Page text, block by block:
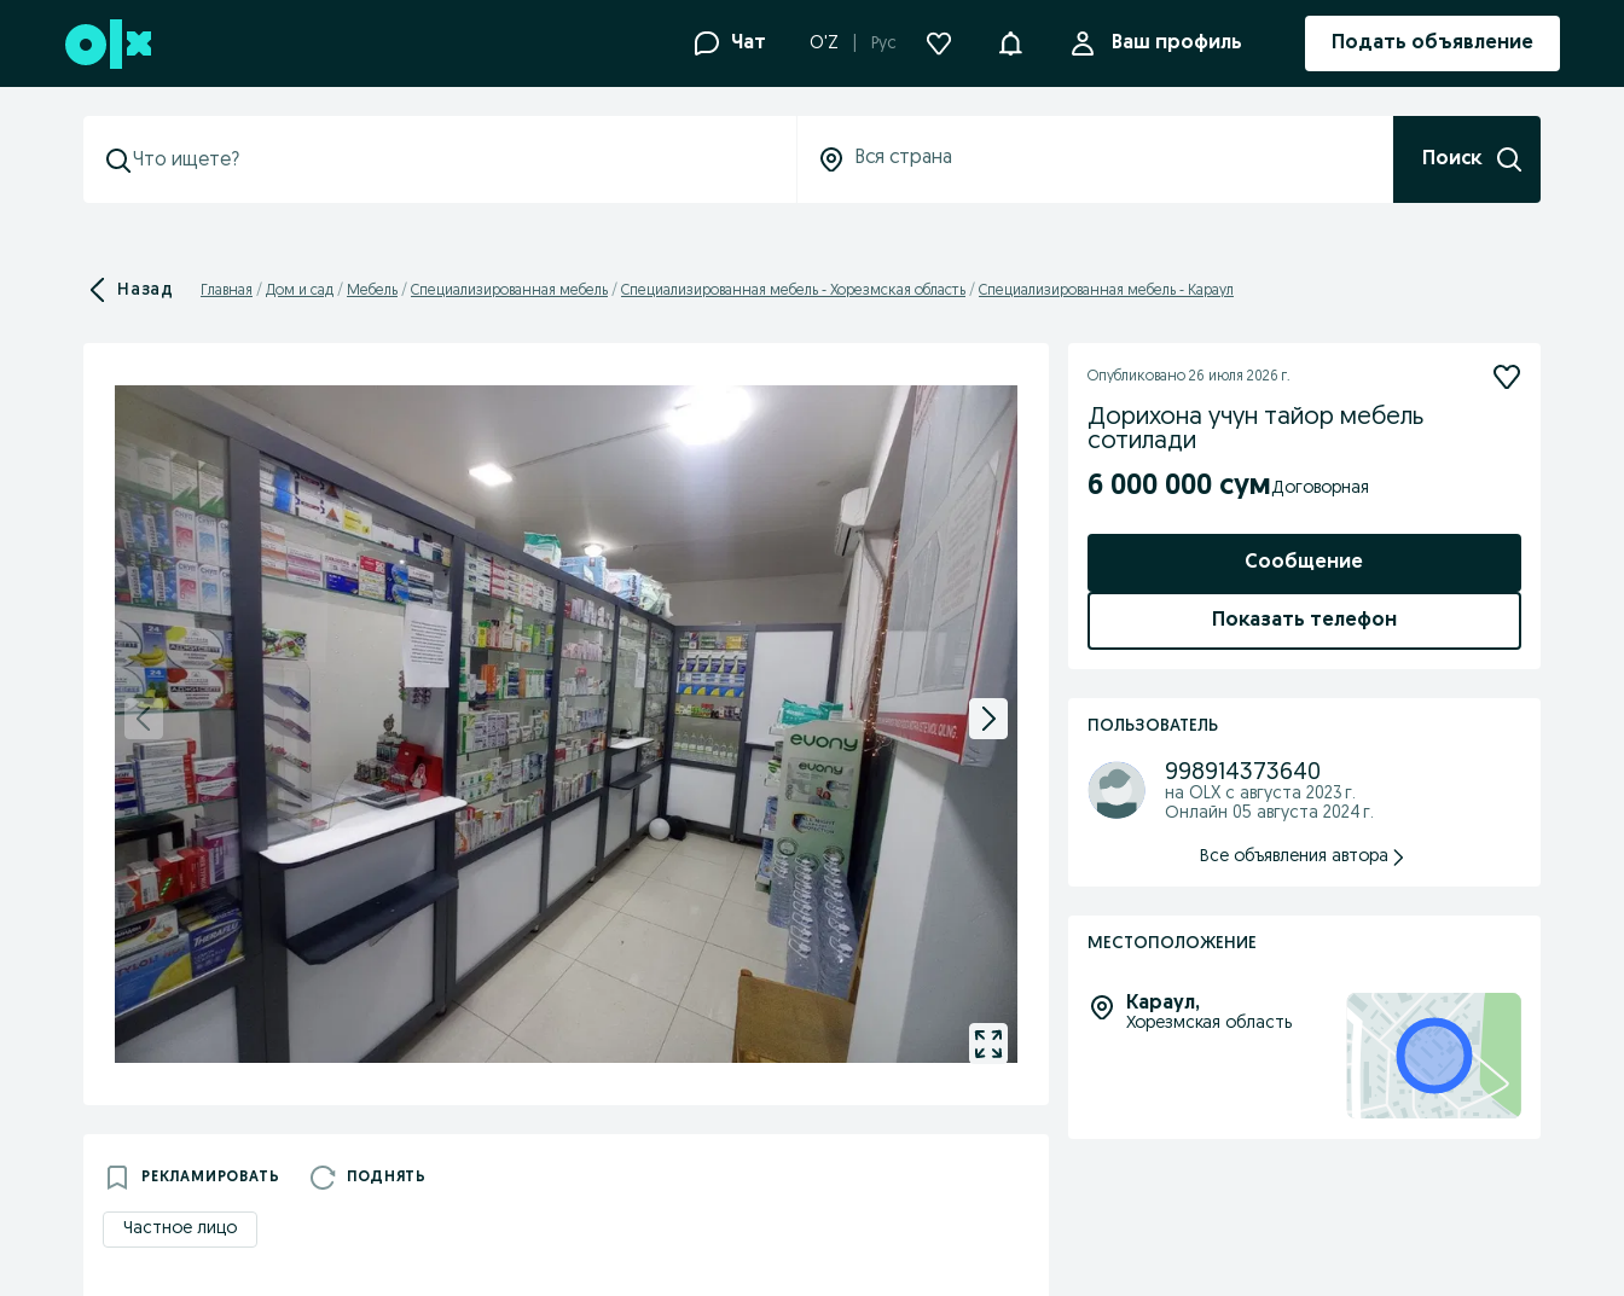
Перейти к нижнему колонтитулу Чат O'Z Рус УведомленияВаш профиль Подать объявление
Поиск
Назад Главная Дом и сад Мебель Специализированная мебель Специализированная мебель - Хорезмская область Специализированная мебель - Караул
РЕКЛАМИРОВАТЬ ПОДНЯТЬ
Частное лицо
Опубликовано 26 июля 2026 г.
Дорихона учун тайор мебель
сотилади
6 000 000 сум Договорная
Сообщение
Показать телефон
ПОЛЬЗОВАТЕЛЬ
998914373640
на OLX с августа 2023 г.
Онлайн 05 августа 2024 г.
Все объявления автора
МЕСТОПОЛОЖЕНИЕ
Караул,
Хорезмская область